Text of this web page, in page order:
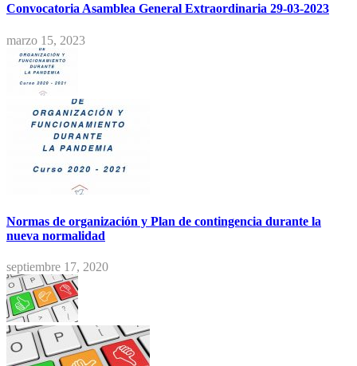
Convocatoria Asamblea General Extraordinaria 29-03-2023
marzo 15, 2023
Normas de organización y Plan de contingencia durante la
nueva normalidad
septiembre 17, 2020